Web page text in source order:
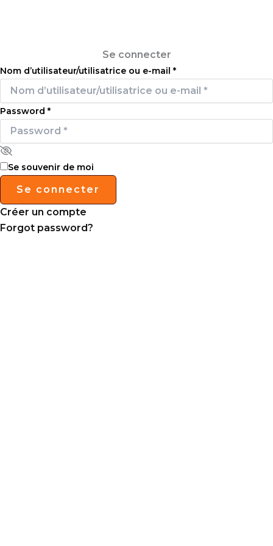
Se connecter
Nom d’utilisateur/utilisatrice ou e-mail *
Password *
Se souvenir de moi
Se connecter
Créer un compte
Forgot password?